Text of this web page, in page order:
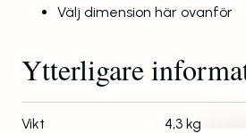
Välj dimension här ovanför
Ytterligare
Vikt 4,3 kg